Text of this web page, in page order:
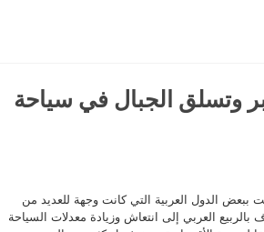
وتسلق الجبال في سياحة
ببعض الدول العربية التي كانت وجهة للعديد من
العربي إلى انتعاش وزيادة معدلات السياحة